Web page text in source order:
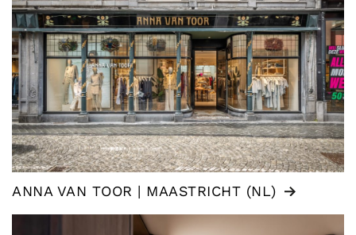
ANNA VAN TOOR | MAASTRICHT (NL)